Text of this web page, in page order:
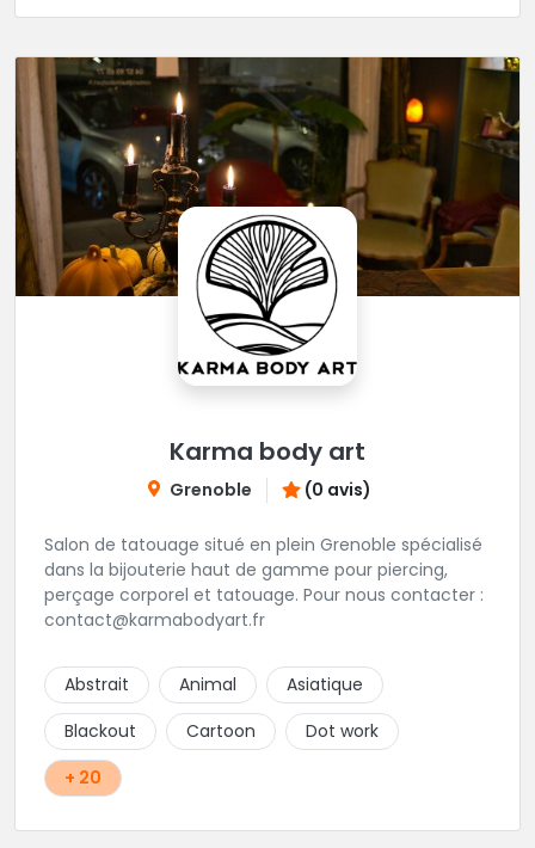
Karma body art
Grenoble (0 avis)
Salon de tatouage situé en plein Grenoble spécialisé
dans la bijouterie haut de gamme pour piercing,
perçage corporel et tatouage. Pour nous contacter :
contact@karmabodyart.fr
Abstrait Animal
Asiatique
Blackout
Cartoon
Dot work
+ 20